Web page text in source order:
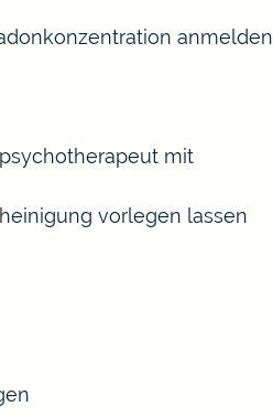
anmelden
mit
vorlegen lassen